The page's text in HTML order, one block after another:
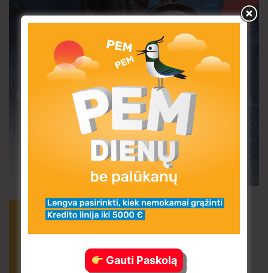
Gauti Paskolą